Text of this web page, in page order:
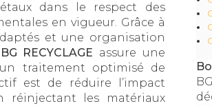
dans le respect des
en vigueur. Grâce à
et une organisation
BG RECYCLAGE assure une
traitement optimisé de
est de réduire l’impact
réinjectant les matériaux